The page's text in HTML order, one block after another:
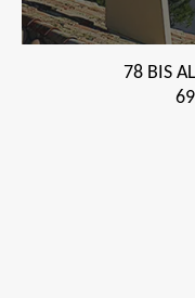
78 BIS